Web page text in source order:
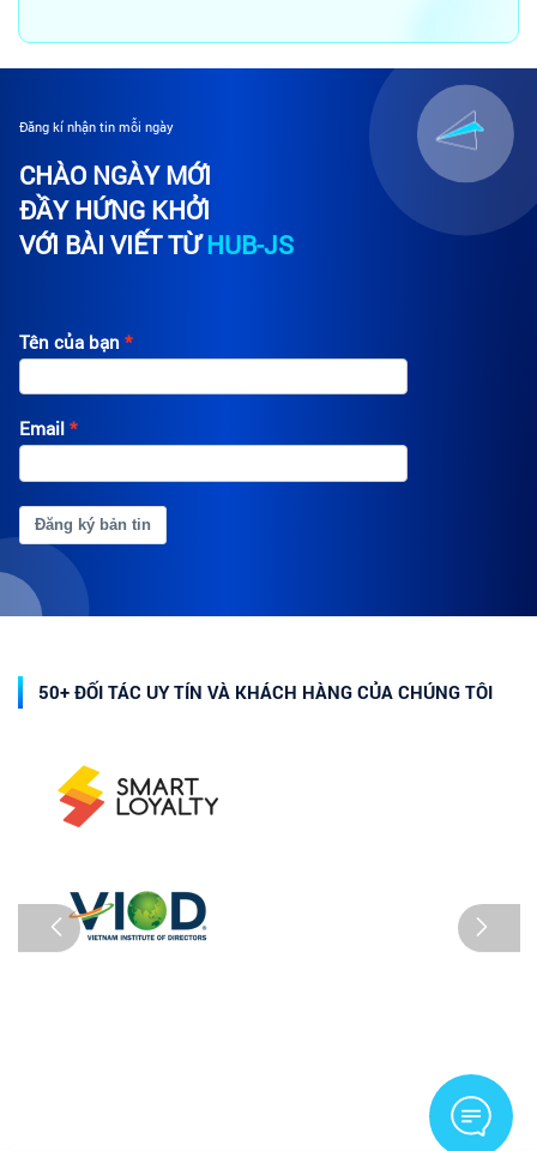
Đăng kí nhận tin mỗi ngày
CHÀO NGÀY MỚI
ĐẦY HỨNG KHỞI
VỚI BÀI VIẾT TỪHUB-JS
Tên của bạn
Email
Đăng ký bản tin
50+ ĐỐI TÁC UY TÍN VÀ KHÁCH HÀNG CỦA CHÚNG TÔI